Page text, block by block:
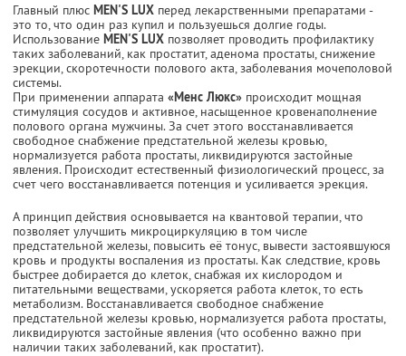
Главный плюс MEN'S LUX перед лекарственными препаратами -
это то, что один раз купил и пользуешься долгие годы.
Использование MEN'S LUX позволяет проводить профилактику
таких заболеваний, как простатит, аденома простаты, снижение
эрекции, скоротечности полового акта, заболевания мочеполовой
системы.
При применении аппарата «Менс Люкс» происходит мощная
стимуляция сосудов и активное, насыщенное кровенаполнение
полового органа мужчины. За счет этого восстанавливается
свободное снабжение предстательной железы кровью,
нормализуется работа простаты, ликвидируются застойные
явления. Происходит естественный физиологический процесс, за
счет чего восстанавливается потенция и усиливается эрекция.
А принцип действия основывается на квантовой терапии, что
позволяет улучшить микроциркуляцию в том числе
предстательной железы, повысить её тонус, вывести застоявшуюся
кровь и продукты воспаления из простаты. Как следствие, кровь
быстрее добирается до клеток, снабжая их кислородом и
питательными веществами, ускоряется работа клеток, то есть
метаболизм. Восстанавливается свободное снабжение
предстательной железы кровью, нормализуется работа простаты,
ликвидируются застойные явления (что особенно важно при
наличии таких заболеваний, как простатит).